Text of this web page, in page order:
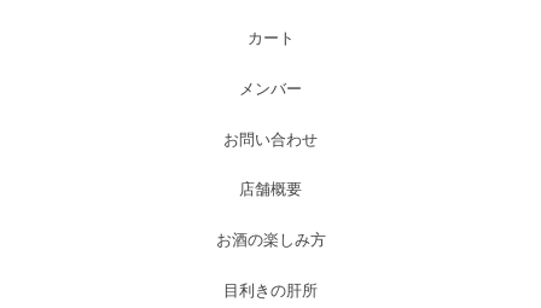
カート
メンバー
お問い合わせ
店舗概要
お酒の楽しみ方
目利きの肝所